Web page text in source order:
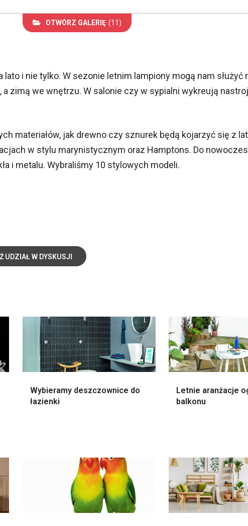
OTWÓRZ GALERIĘ (11)
lato i nie tylko. W sezonie letnim lampiony mogą nam służyć
a zimą we wnętrzu. W salonie czy w sypialni wykreują
materiałów, jak drewno czy sznurek będą kojarzyć się z
w stylu marynistycznym oraz Hamptons. Do
i metalu. Wybraliśmy 10 stylowych modeli.
UDZIAŁ W DYSKUSJI
Wybieramy deszczownice do
łazienki
Letnie aranżacje
balkonu